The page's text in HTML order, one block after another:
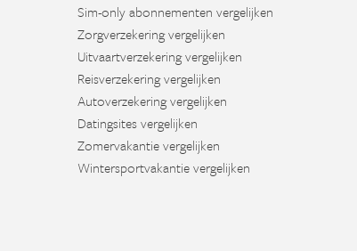
Sim-only abonnementen vergelijken
Zorgverzekering vergelijken
Uitvaartverzekering vergelijken
Reisverzekering vergelijken
Autoverzekering vergelijken
Datingsites vergelijken
Zomervakantie vergelijken
Wintersportvakantie vergelijken